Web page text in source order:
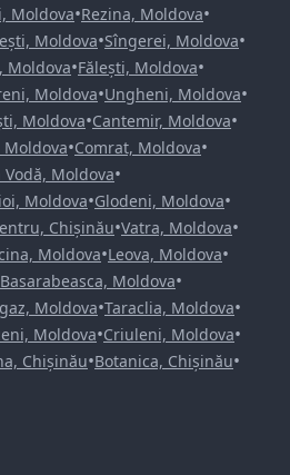
Moldova•Rezina, Moldova•
Moldova•Sîngerei, Moldova•
Moldova•Fălești, Moldova•
Moldova•Ungheni, Moldova•
Moldova•Cantemir, Moldova•
•Comrat, Moldova•
Vodă, Moldova•
Moldova•Glodeni, Moldova•
Chișinău•Vatra, Moldova•
Moldova•Leova, Moldova•
Basarabeasca, Moldova•
Moldova•Taraclia, Moldova•
Moldova•Criuleni, Moldova•
Chișinău•Botanica, Chișinău•